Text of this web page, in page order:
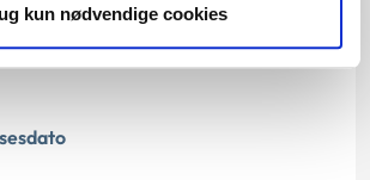
kun nødvendige cookies